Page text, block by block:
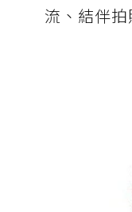
流、結伴